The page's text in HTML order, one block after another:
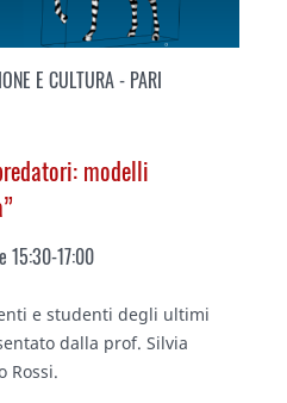
E CULTURA - PARI
modelli
15:30-17:00
e studenti degli ultimi
dalla prof. Silvia
Rossi.